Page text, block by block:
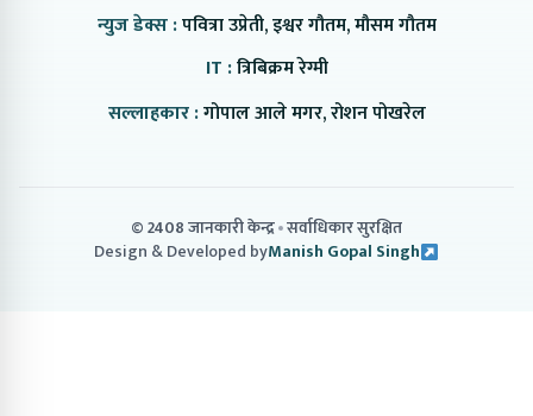
न्युज डेक्स :पवित्रा उप्रेती, इश्वर गौतम, मौसम गौतम
IT :त्रिबिक्रम रेग्मी
सल्लाहकार :गोपाल आले मगर, रोशन पोखरेल
© 2408 जानकारी केन्द्र सर्वाधिकार सुरक्षित
Design & Developed byManish Gopal Singh